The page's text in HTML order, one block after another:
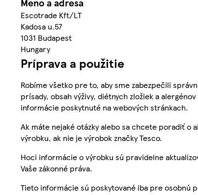
Meno a adresa
Escotrade Kft/LT
Kadosa u.57
1031 Budapest
Hungary
Príprava a použitie
Robíme všetko pre to, aby sme zabezpečili
prísady, obsah výživy, diétnych zložiek a
informácie poskytnuté na webových stránkach.
Ak máte nejaké otázky alebo sa chcete poradiť o
výrobku, ak nie je výrobok značky Tesco.
Hoci informácie o výrobku sú pravidelne
Vaše zákonné práva.
Tieto informácie sú poskytované iba pre osobnú